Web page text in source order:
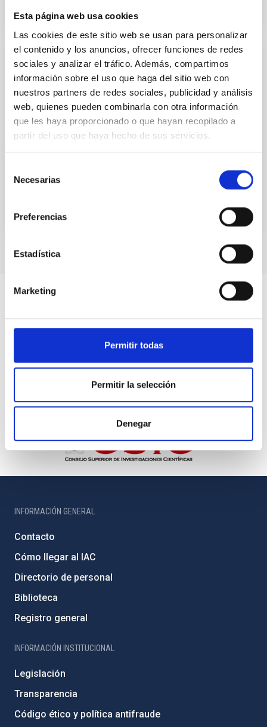
Esta página web usa cookies
Las cookies de este sitio web se usan para personalizar
el contenido y los anuncios, ofrecer funciones de redes
sociales y analizar el tráfico. Además, compartimos
información sobre el uso que haga del sitio web con
nuestros partners de redes sociales, publicidad y análisis
web, quienes pueden combinarla con otra información
que les haya proporcionado o que hayan recopilado a
partir del uso que haya hecho de sus servicios.
Necesarias
Preferencias
Estadística
Marketing
Permitir todas
Permitir la selección
Denegar
Implementación de grandes instalaciones
telescópicas
En el marco de IACTec como elemento integrador de
los proyectos de grandes telescopios con la industria
de la ciencia nacional y europea, el IAC diseña y
construye en colaboración con consorcios
internacionales los telescopios más ambiciosos del
INFORMACIÓN GENERAL
Contacto
Cómo llegar al IAC
Directorio de personal
Biblioteca
Registro general
INFORMACIÓN INSTITUCIONAL
Legislación
Transparencia
Código ético y política antifraude